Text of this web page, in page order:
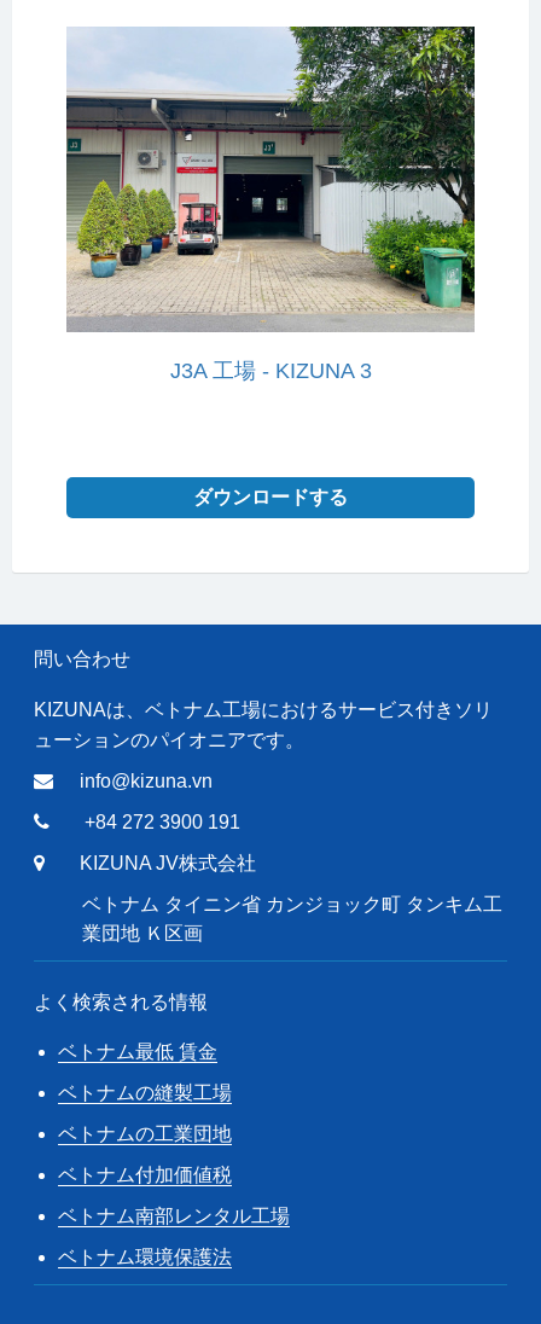
J3A 工場 - KIZUNA 3
ダウンロードする
問い合わせ
KIZUNAは、ベトナム工場におけるサービス付きソリ
ューションのパイオニアです。
info@kizuna.vn
+84 272 3900 191
KIZUNA JV株式会社
ベトナム タイニン省 カンジョック町 タンキム工
業団地 Ｋ区画
よく検索される情報
ベトナム最低 賃金
ベトナムの縫製工場
ベトナムの工業団地
ベトナム付加価値税
ベトナム南部レンタル工場
ベトナム環境保護法